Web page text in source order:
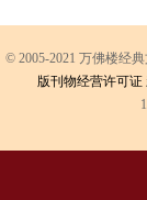
© 2005-2021 万佛楼经
版刊物经营许可证